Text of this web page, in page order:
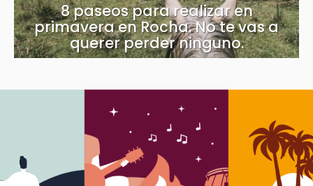
8 paseos para realizar en
primavera en Rocha. No te vas a
querer perder ninguno.